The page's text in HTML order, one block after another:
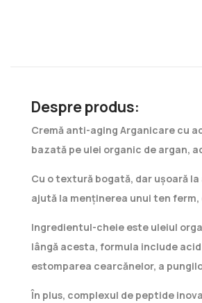
Despre produs:
Cremă anti-aging Arganicare cu
bazată pe ulei organic de argan,
Cu o textură bogată, dar ușoară
ajută la menținerea unui ten
Ingredientul-cheie este uleiul
lângă acesta, formula include
estomparea cearcănelor, a
În plus, complexul de peptide